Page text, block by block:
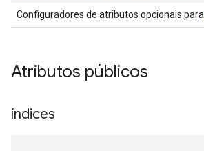
Configuradores de atributos opcionais para
Atributos públicos
índices